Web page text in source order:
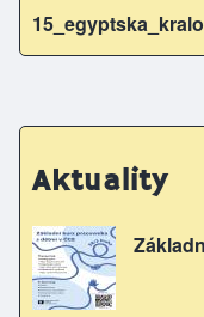
Aktuality